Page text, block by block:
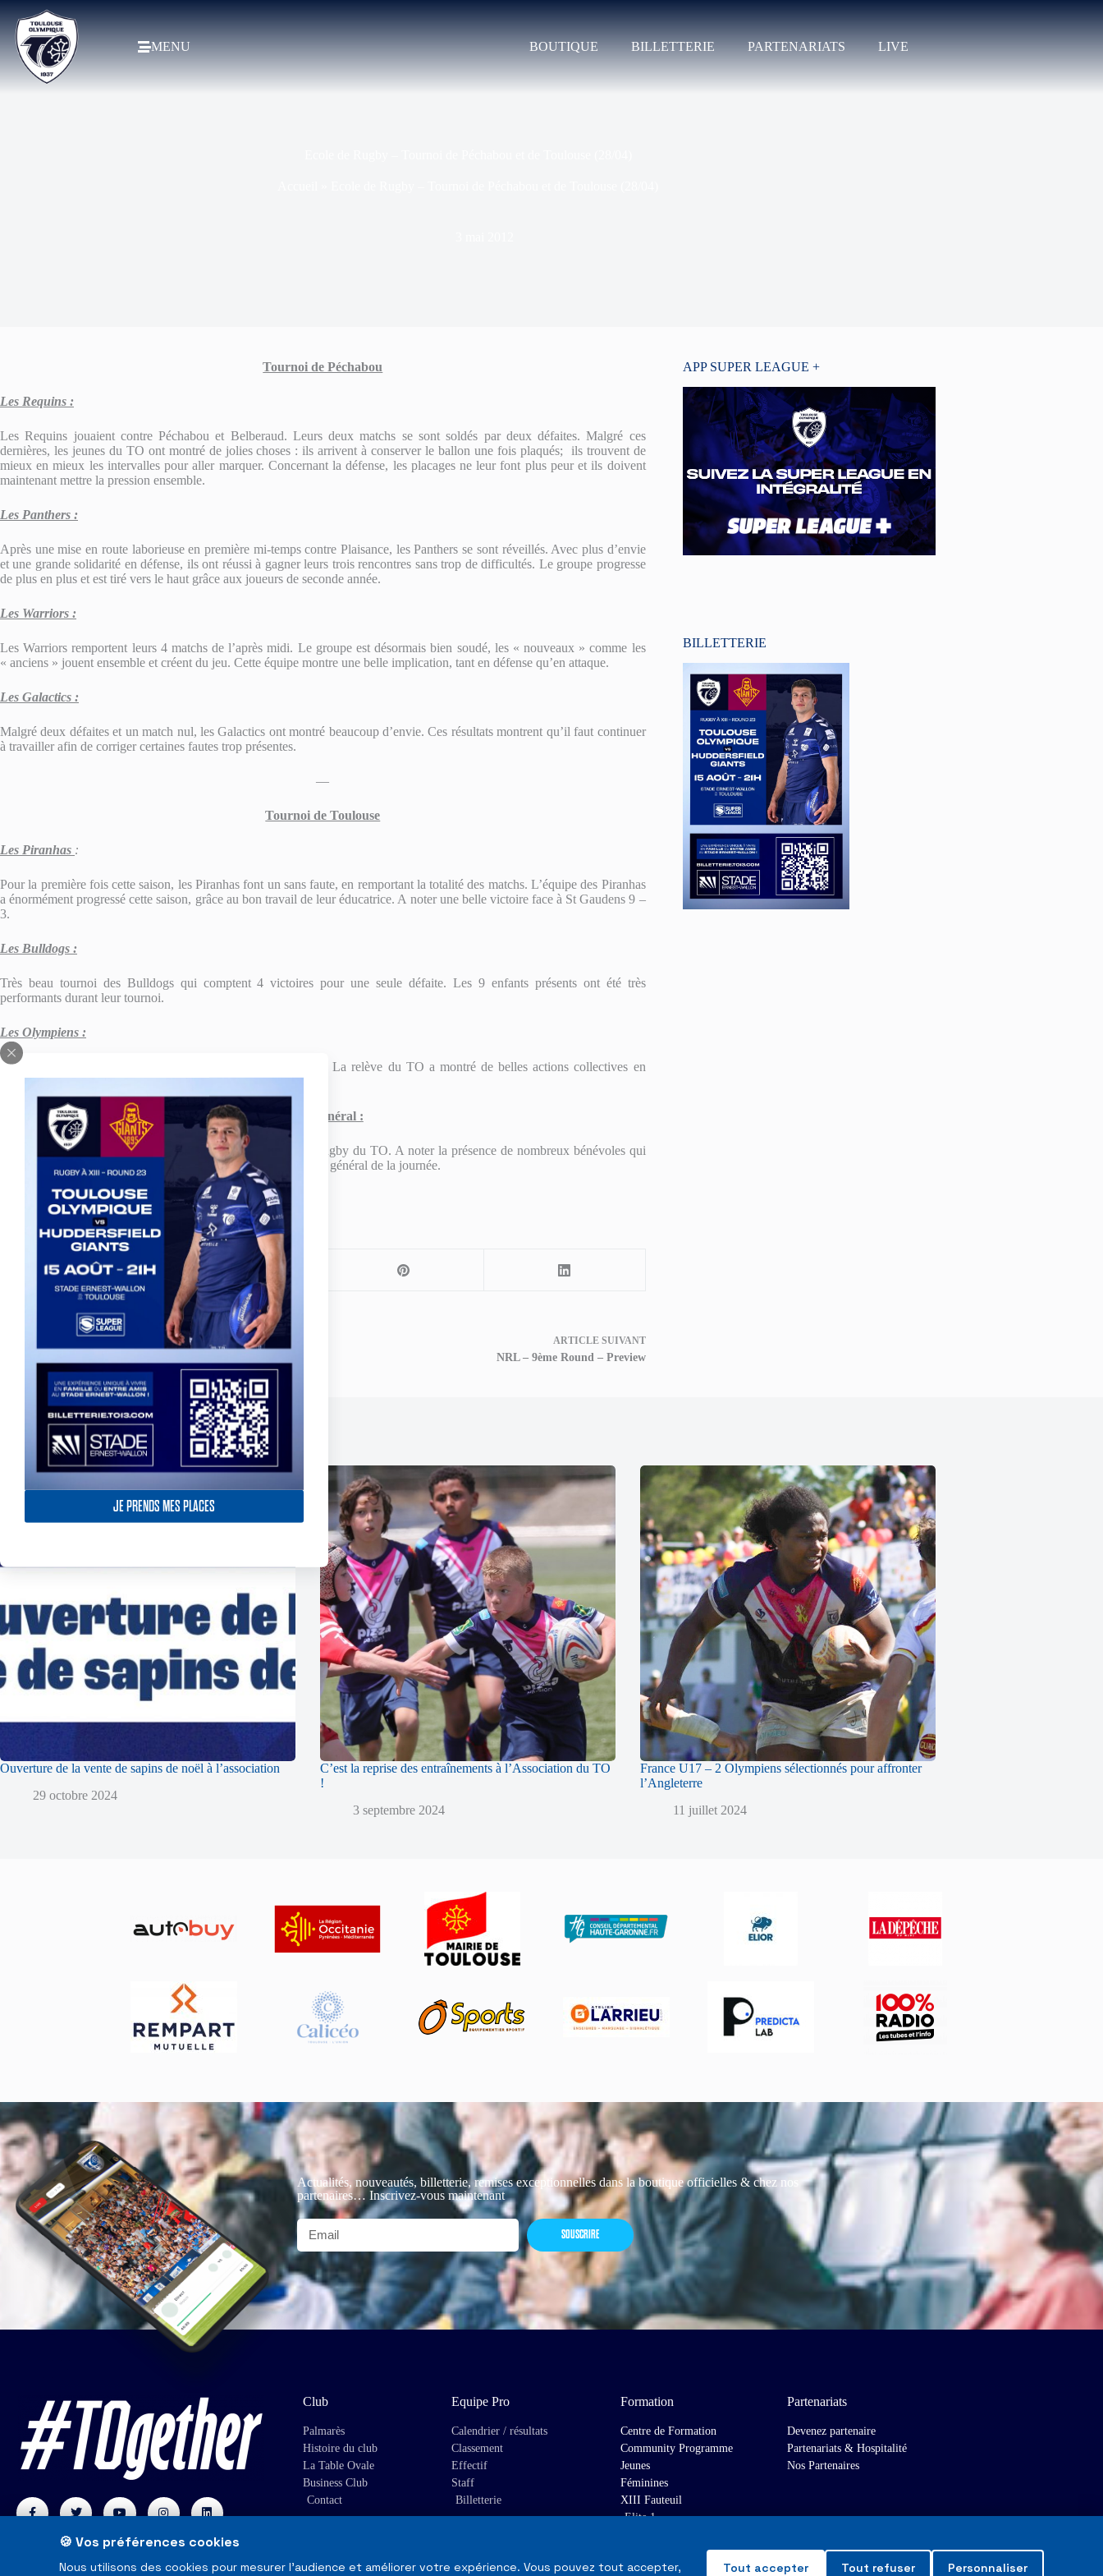
JE PRENDS MES PLACES
MENU BOUTIQUE BILLETTERIE PARTENARIATS LIVE
Tournoi de Péchabou
Les Requins :
Les Requins jouaient contre Péchabou et Belberaud. Leurs deux matchs se sont soldés par deux défaites. Malgré ces
dernières, les jeunes du TO ont montré de jolies choses : ils arrivent à conserver le ballon une fois plaqués; ils trouvent de
mieux en mieux les intervalles pour aller marquer. Concernant la défense, les placages ne leur font plus peur et ils doivent
maintenant mettre la pression ensemble.
Les Panthers :
Après une mise en route laborieuse en première mi-temps contre Plaisance, les Panthers se sont réveillés. Avec plus d’envie
et une grande solidarité en défense, ils ont réussi à gagner leurs trois rencontres sans trop de difficultés. Le groupe progresse
de plus en plus et est tiré vers le haut grâce aux joueurs de seconde année.
Les Warriors :
Les Warriors remportent leurs 4 matchs de l’après midi. Le groupe est désormais bien soudé, les « nouveaux » comme les
« anciens » jouent ensemble et créent du jeu. Cette équipe montre une belle implication, tant en défense qu’en attaque.
Les Galactics :
Malgré deux défaites et un match nul, les Galactics ont montré beaucoup d’envie. Ces résultats montrent qu’il faut continuer
à travailler afin de corriger certaines fautes trop présentes.
—
Tournoi de Toulouse
Les Piranhas :
Pour la première fois cette saison, les Piranhas font un sans faute, en remportant la totalité des matchs. L’équipe des Piranhas
a énormément progressé cette saison, grâce au bon travail de leur éducatrice. A noter une belle victoire face à St Gaudens 9 –
3.
Les Bulldogs :
Très beau tournoi des Bulldogs qui comptent 4 victoires pour une seule défaite. Les 9 enfants présents ont été très
performants durant leur tournoi.
Les Olympiens :
Les Olympiens remportent leurs trois matchs de l’après midi. La relève du TO a montré de belles actions collectives en
attaque ainsi qu’une défense irréprochable.
Bilan général :
Le bilan de ces deux tournois est très positif pour l’école de rugby du TO. A noter la présence de nombreux bénévoles qui
ont apporté leur aide, tant sur l’arbitrage que sur le déroulement général de la journée.
Partagez votre amour
ARTICLESUIVANT
NRL – 9ème Round – Preview
APP SUPER LEAGUE +
BILLETTERIE
Publications similaires
Ouverture de la vente de sapins de noël à l’association
29 octobre 2024
C’est la reprise des entraînements à l’Association du TO
!
3 septembre 2024
France U17 – 2 Olympiens sélectionnés pour affronter
l’Angleterre
11 juillet 2024
Actualités, nouveautés, billetterie, remises exceptionnelles dans la boutique officielles & chez nos
partenaires… Inscrivez-vous maintenant
SOUSCRIRE
Club
Palmarès
Histoire du club
La Table Ovale
Business Club
Contact
Equipe Pro
Calendrier / résultats
Classement
Effectif
Staff
Billetterie
Formation
Centre de Formation
Community Programme
Jeunes
Féminines
XIII Fauteuil
Elite 1
Partenariats
Devenez partenaire
Partenariats & Hospitalité
Nos Partenaires
🍪 Vos préférences cookies
Nous utilisons des cookies pour mesurer l'audience et améliorer votre expérience. Vous pouvez tout accepter, Tout accepter Tout refuser Personnaliser